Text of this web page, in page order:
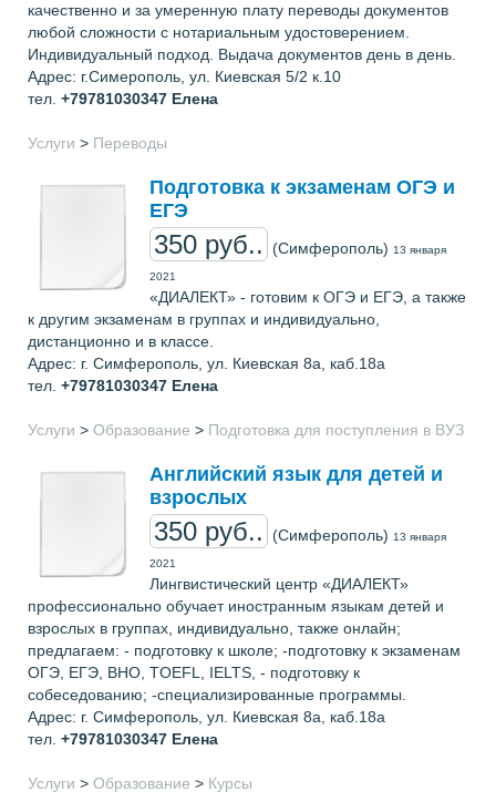
качественно и за умеренную плату переводы документов
любой сложности с нотариальным удостоверением.
Индивидуальный подход. Выдача документов день в день.
Адрес: г.Симерополь, ул. Киевская 5/2 к.10
тел. +79781030347 Елена
Услуги > Переводы
Подготовка к экзаменам ОГЭ и
ЕГЭ
350 руб.. (Симферополь) 13 января
2021
«ДИАЛЕКТ» - готовим к ОГЭ и ЕГЭ, а также
к другим экзаменам в группах и индивидуально,
дистанционно и в классе.
Адрес: г. Симферополь, ул. Киевская 8а, каб.18а
тел. +79781030347 Елена
Услуги > Образование > Подготовка для поступления в ВУЗ
Английский язык для детей и
взрослых
350 руб.. (Симферополь) 13 января
2021
Лингвистический центр «ДИАЛЕКТ»
профессионально обучает иностранным языкам детей и
взрослых в группах, индивидуально, также онлайн;
предлагаем: - подготовку к школе; -подготовку к экзаменам
ОГЭ, ЕГЭ, ВНО, TOEFL, IELTS, - подготовку к
собеседованию; -специализированные программы.
Адрес: г. Симферополь, ул. Киевская 8а, каб.18а
тел. +79781030347 Елена
Услуги > Образование > Курсы